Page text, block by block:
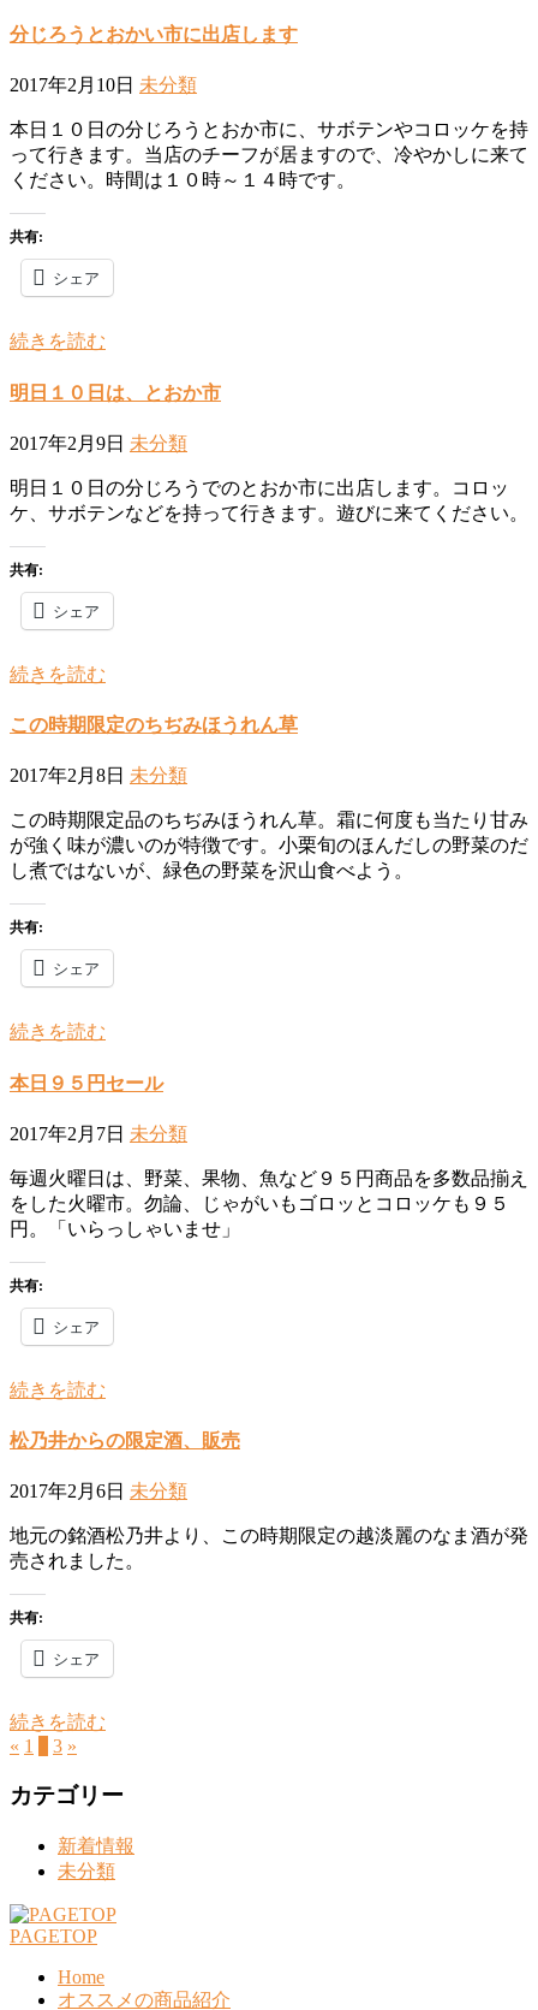
分じろうとおかい市に出店します
2017年2月10日 未分類
本日１０日の分じろうとおか市に、サボテンやコロッケを持
って行きます。当店のチーフが居ますので、冷やかしに来て
ください。時間は１０時～１４時です。
共有:
シェア
続きを読む
明日１０日は、とおか市
2017年2月9日 未分類
明日１０日の分じろうでのとおか市に出店します。コロッ
ケ、サボテンなどを持って行きます。遊びに来てください。
共有:
シェア
続きを読む
この時期限定のちぢみほうれん草
2017年2月8日 未分類
この時期限定品のちぢみほうれん草。霜に何度も当たり甘み
が強く味が濃いのが特徴です。小栗旬のほんだしの野菜のだ
し煮ではないが、緑色の野菜を沢山食べよう。
共有:
シェア
続きを読む
本日９５円セール
2017年2月7日 未分類
毎週火曜日は、野菜、果物、魚など９５円商品を多数品揃え
をした火曜市。勿論、じゃがいもゴロッとコロッケも９５
円。「いらっしゃいませ」
共有:
シェア
続きを読む
松乃井からの限定酒、販売
2017年2月6日 未分類
地元の銘酒松乃井より、この時期限定の越淡麗のなま酒が発
売されました。
共有:
シェア
続きを読む
« 1 3 »
カテゴリー
新着情報
未分類
PAGETOP
Home
オススメの商品紹介